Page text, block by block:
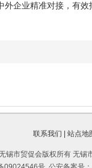
业精准对接，有效
联系我们 站点地
锡市贸促会版权所有 无锡